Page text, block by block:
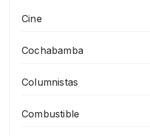
Cine
Cochabamba
Columnistas
Combustible